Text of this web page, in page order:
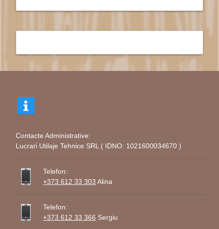
Contacte Administrative:
Lucrari Utilaje Tehnice SRL ( IDNO: 1021600034670 )
Telefon:
+373 612 33 303 Alina
Telefon:
+373 612 33 366 Sergiu